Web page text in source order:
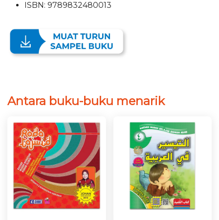
ISBN: 9789832480013
Antara buku-buku menarik